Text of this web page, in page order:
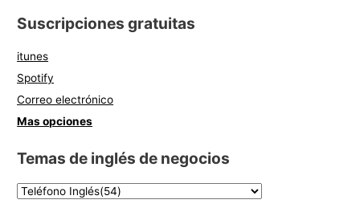
Suscripciones gratuitas
itunes
Spotify
Correo electrónico
Mas opciones
Temas de inglés de negocios